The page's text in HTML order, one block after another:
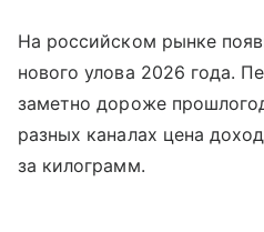
На российском рынке
нового улова 2026 года.
заметно дороже
разных каналах цена
за килограмм.